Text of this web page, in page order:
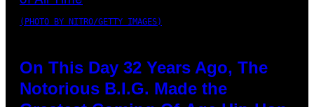
(PHOTO BY NITRO/GETTY IMAGES)
On This Day 32 Years Ago, The
Notorious B.I.G. Made the